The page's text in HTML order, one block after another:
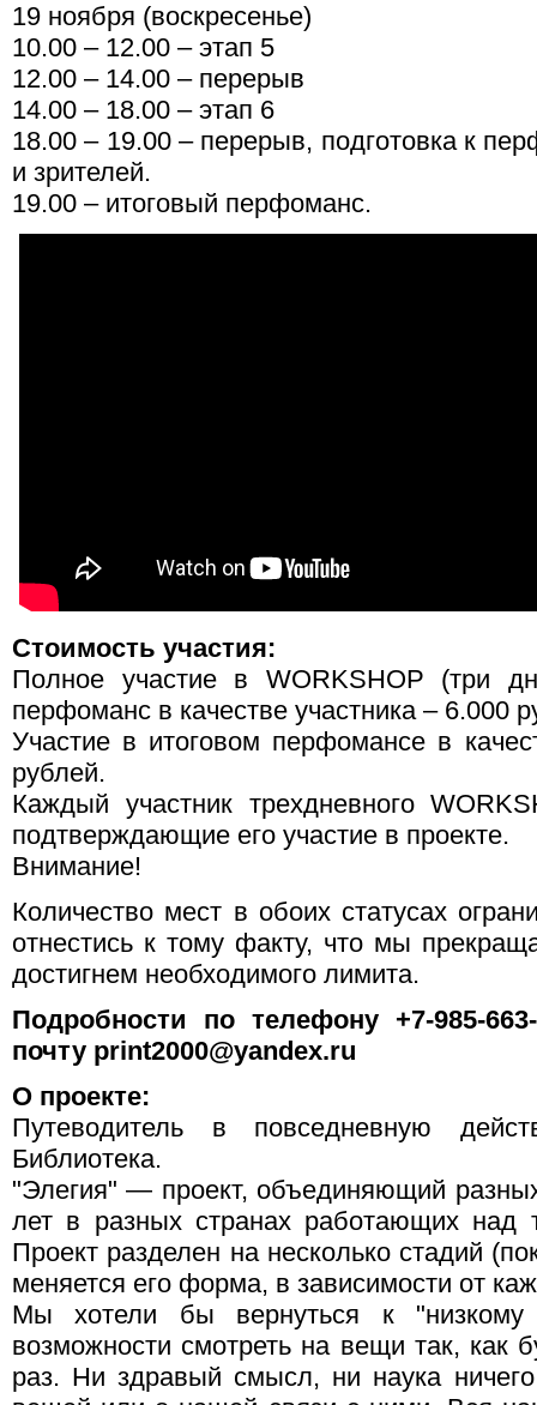
19 ноября (воскресенье)
10.00 – 12.00 – этап 5
12.00 – 14.00 – перерыв
14.00 – 18.00 – этап 6
18.00 – 19.00 – перерыв, подготовка к
и зрителей.
19.00 – итоговый перфоманс.
Стоимость участия:
Полное участие в WORKSHOP (три
перфоманс в качестве участника – 6.000
Участие в итоговом перфомансе в
рублей.
Каждый участник трехдневного
подтверждающие его участие в проекте.
Внимание!
Количество мест в обоих статусах
отнестись к тому факту, что мы
достигнем необходимого лимита.
Подробности по телефону +7-985-
почту print2000@yandex.ru
О проекте:
Путеводитель в повседневную
Библиотека.
"Элегия" — проект, объединяющий
лет в разных странах работающих над
Проект разделен на несколько стадий
меняется его форма, в зависимости от
Мы хотели бы вернуться к "низкому
возможности смотреть на вещи так, как
раз. Ни здравый смысл, ни наука